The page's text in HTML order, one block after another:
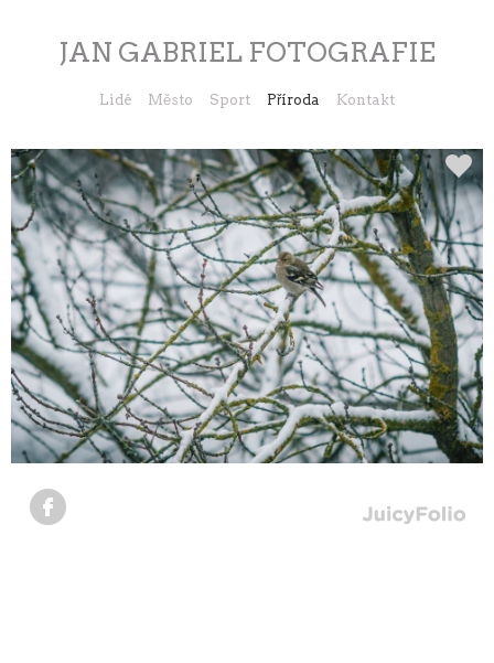
JAN GABRIEL FOTOGRAFIE
Lidé Město Sport Příroda Kontakt